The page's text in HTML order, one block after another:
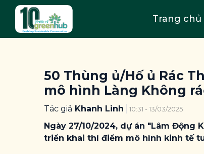
Trang chủ
50 Thùng ủ/Hố ủ Rác
mô hình Làng Không
Tác giả Khanh Linh 10:31 - 13/03/2025
Ngày 27/10/2024, dự án "Lâm Động
triển khai thí điểm mô hình kinh tế